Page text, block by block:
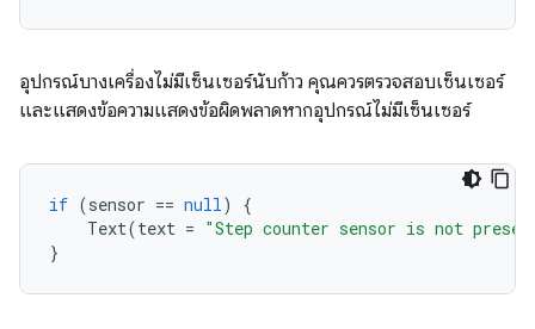
อุปกรณ์บางเครื่องไม่มีเซ็นเซอร์นับก้าว คุณควรตรวจสอบเซ็นเซอร์
และแสดงข้อความแสดงข้อผิดพลาดหากอุปกรณ์ไม่มีเซ็นเซอร์
if (sensor == null)
{
Text(text = "Step counter sensor is not
}